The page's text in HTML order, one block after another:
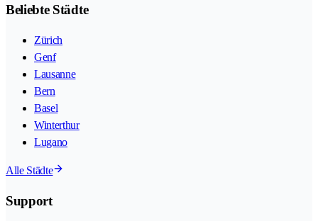
Beliebte Städte
Zürich
Genf
Lausanne
Bern
Basel
Winterthur
Lugano
Alle Städte
Support